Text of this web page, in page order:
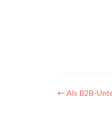
Post
← Als B2B-